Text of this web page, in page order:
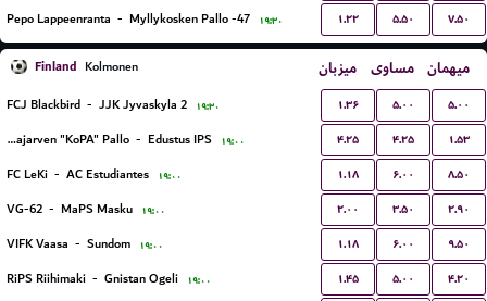
Pepo Lappeenranta - Myllykosken Pallo -47 ۱۹:۳۰ ۱.۲۲ ۵.۵۰ ۷.۵۰
Finland Kolmonen میزبان مساوی میهمان
FCJ Blackbird - JJK Jyvaskyla 2 ۱۹:۳۰ ۱.۳۶ ۵.۰۰ ۵.۰۰
Kotajarven "KoPA" Pallo - Edustus IPS ۱۹:۰۰ ۴.۲۵ ۴.۲۵ ۱.۵۳
FC LeKi - AC Estudiantes ۱۹:۰۰ ۱.۱۸ ۶.۰۰ ۸.۵۰
VG-62 - MaPS Masku ۱۹:۰۰ ۲.۰۰ ۳.۵۰ ۲.۹۰
VIFK Vaasa - Sundom ۱۹:۰۰ ۱.۱۸ ۶.۰۰ ۹.۵۰
RiPS Riihimaki - Gnistan Ogeli ۱۹:۰۰ ۱.۴۵ ۵.۰۰ ۴.۲۰